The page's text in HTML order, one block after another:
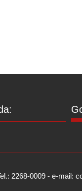
2268-0009 - e-mail: